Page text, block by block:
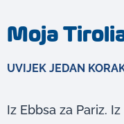
Moja
UVIJEK JEDAN
Iz Ebbsa za Pariz.